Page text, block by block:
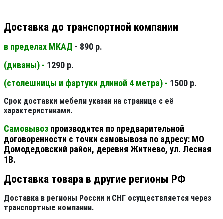
Доставка до транспортной компании
в пределах МКАД - 890 р.
(диваны) - 1290 р.
(столешницы и фартуки длиной 4 метра) - 1500 р.
Срок доставки мебели указан на странице с её
характеристиками.
Самовывоз производится по предварительной
договоренности с точки самовывоза по адресу: МО
Домодедовский район, деревня Житнево, ул. Лесная
1В.
Доставка товара в другие регионы РФ
Доставка в регионы России и СНГ осуществляется через
транспортные компании.